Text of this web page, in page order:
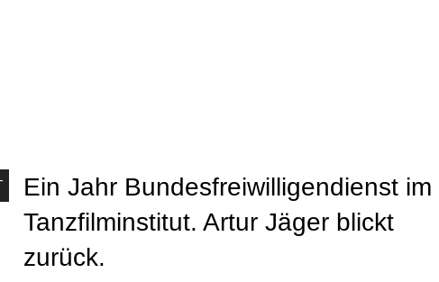
Ein Jahr Bundesfreiwilligendienst im
Tanzfilminstitut. Artur Jäger blickt
zurück.